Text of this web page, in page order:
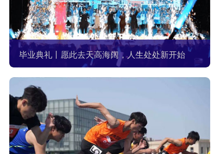
毕业典礼丨愿此去天高海阔，人生处处新开始